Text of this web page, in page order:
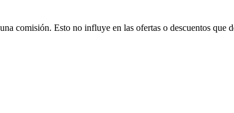
comisión. Esto no influye en las ofertas o descuentos que